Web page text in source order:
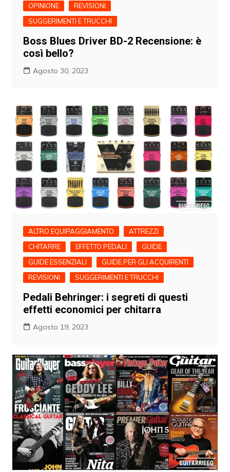
OPINIONE
REVISIONI
SUGGERIMENTI E TRUCCHI
Boss Blues Driver BD-2 Recensione: è
così bello?
Agosto 30, 2023
ALTRO EQUIPAGGIAMENTO
ATTREZZI
CHITARRE
EFFETTO PEDALI
GUIDE
GUIDE ESSENZIALI
GUIDE PER GLI ACQUIRENTI
REVISIONI
SUGGERIMENTI E TRUCCHI
Pedali Behringer: i segreti di questi
effetti economici per chitarra
Agosto 19, 2023